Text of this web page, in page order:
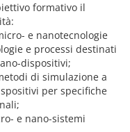
formativo il
e nanotecnologie
e processi destinati
dispositivi;
di simulazione a
per specifiche
e nano-sistemi